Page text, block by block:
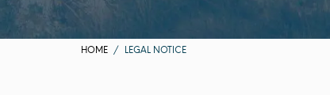
HOME LEGAL NOTICE